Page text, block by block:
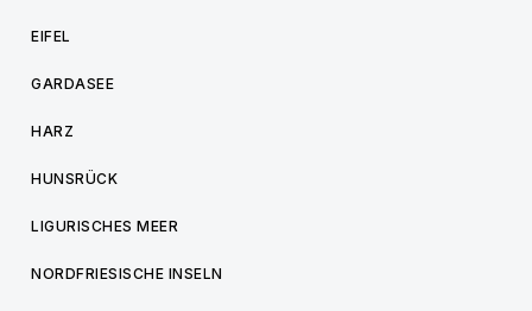
EIFEL
GARDASEE
HARZ
HUNSRÜCK
LIGURISCHES MEER
NORDFRIESISCHE INSELN